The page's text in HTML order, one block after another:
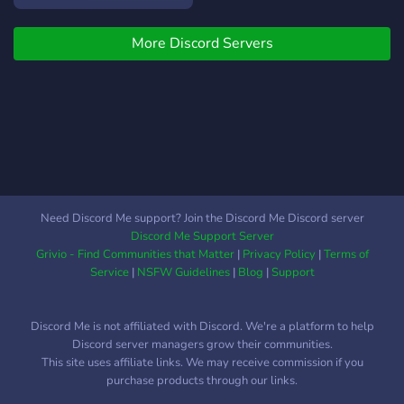
الإسلامية.
More Discord Servers
Need Discord Me support? Join the Discord Me Discord server
Discord Me Support Server
Grivio - Find Communities that Matter| Privacy Policy|Terms of
Service| NSFW Guidelines| Blog |Support
Discord Me is not affiliated with Discord. We're a platform to help
Discord server managers grow their communities.
This site uses affiliate links. We may receive commission if you
purchase products through our links.